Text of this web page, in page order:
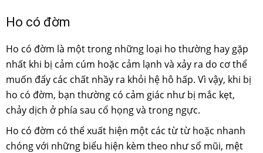
Ho có đờm
Ho có đờm là một trong những loại ho thường hay gặp
nhất khi bị cảm cúm hoặc cảm lạnh và xảy ra do cơ thể
muốn đẩy các chất nhầy ra khỏi hệ hô hấp. Vì vậy, khi bị
ho có đờm, bạn thường có cảm giác như bị mắc kẹt,
chảy dịch ở phía sau cổ họng và trong ngực.
Ho có đờm có thể xuất hiện một các từ từ hoặc nhanh
chóng với những biểu hiện kèm theo như sổ mũi, mệt